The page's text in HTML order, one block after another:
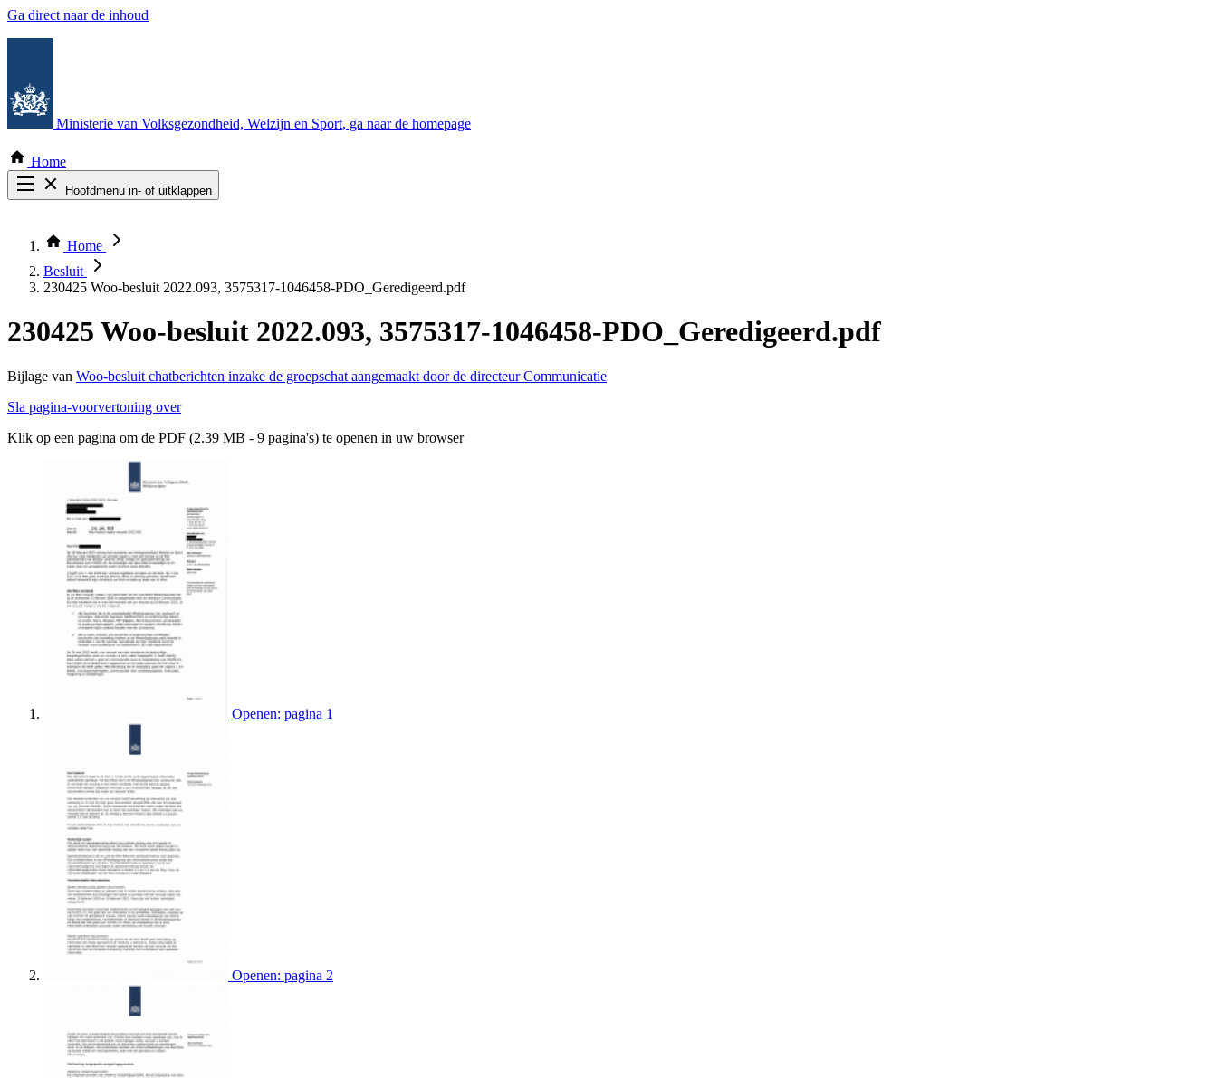
Ga direct naar de inhoud
Ministerie van Volksgezondheid, Welzijn en Sport, ga naar de homepage
Home
Hoofdmenu in- of uitklappen
Thema COVID-19
Bekijk per bestuursorgaan
Home
Besluit
230425 Woo-besluit 2022.093, 3575317-1046458-PDO_Geredigeerd.pdf
230425 Woo-besluit 2022.093, 3575317-1046458-PDO_Geredigeerd.pdf
Bijlage van Woo-besluit chatberichten inzake de groepschat aangemaakt door de directeur Communicatie
Sla pagina-voorvertoning over
Klik op een pagina om de PDF (2.39 MB - 9 pagina's) te openen in uw browser
Openen: pagina 1
Openen: pagina 2